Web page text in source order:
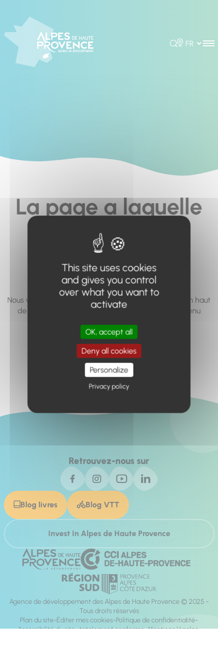
Rechercher
Choisir la
La page a laquelle
vous cherchez à
accéder n'existe
pas... ou plus.
Nous vous invitons à utiliser le moteur de recherche en haut
de page, ou à utiliser le menu pour trouver le contenu
Retour à l'accueil
Retrouvez-nous sur
Blog livres Blog VTT
Invest In Alpes de Haute Provence
Agence de développement des Alpes de Haute Provence © 2025 -
Tous droits réservés
Plan du site Éditer mes cookies Politique de confidentialité
Accessibilité du site : totalement conforme Mentions légales
This site uses cookies
and gives you control
over what you want to
activate
OK, accept all
Deny all cookies
Personalize
Privacy policy